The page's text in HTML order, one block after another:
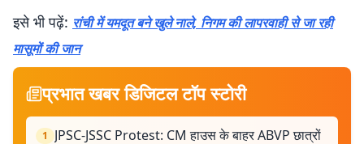
इसे भी पढ़ें: रांची में यमदूत बने खुले नाले, निगम की लापरवाही से जा रही
मासूमों की जान
प्रभात खबर डिजिटल टॉप स्टोरी
1
JPSC-JSSC Protest: CM हाउस के बाहर ABVP छात्रों